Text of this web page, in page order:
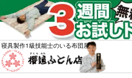
敷布団・掛け
寝具製作1級技能士のいる布団屋